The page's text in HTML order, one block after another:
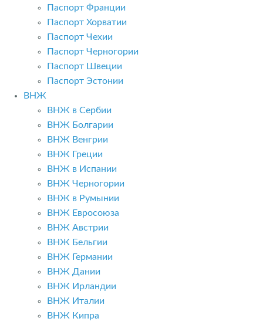
Паспорт Франции
Паспорт Хорватии
Паспорт Чехии
Паспорт Черногории
Паспорт Швеции
Паспорт Эстонии
ВНЖ
ВНЖ в Сербии
ВНЖ Болгарии
ВНЖ Венгрии
ВНЖ Греции
ВНЖ в Испании
ВНЖ Черногории
ВНЖ в Румынии
ВНЖ Евросоюза
ВНЖ Австрии
ВНЖ Бельгии
ВНЖ Германии
ВНЖ Дании
ВНЖ Ирландии
ВНЖ Италии
ВНЖ Кипра